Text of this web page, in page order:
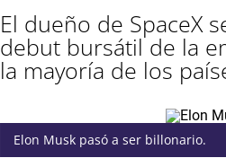
El dueño de SpaceX
debut bursátil de la
la mayoría de los
Elon Musk pasó a ser billonario.